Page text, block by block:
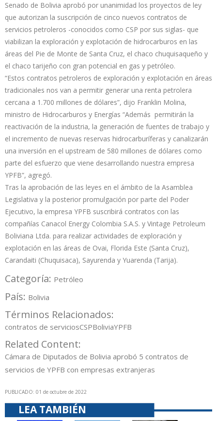
Senado de Bolivia aprobó por unanimidad los proyectos de ley
que autorizan la suscripción de cinco nuevos contratos de
servicios petroleros -conocidos como CSP por sus siglas- que
viabilizan la exploración y explotación de hidrocarburos en las
áreas del Pie de Monte de Santa Cruz, el chaco chuquisaqueño y
el chaco tarijeño con gran potencial en gas y petróleo.
“Estos contratos petroleros de exploración y explotación en áreas
tradicionales nos van a permitir generar una renta petrolera
cercana a 1.700 millones de dólares”, dijo Franklin Molina,
ministro de Hidrocarburos y Energías “Además permitirán la
reactivación de la industria, la generación de fuentes de trabajo y
el incremento de nuevas reservas hidrocarburíferas y canalizarán
una inversión en el upstream de 580 millones de dólares como
parte del esfuerzo que viene desarrollando nuestra empresa
YPFB”, agregó.
Tras la aprobación de las leyes en el ámbito de la Asamblea
Legislativa y la posterior promulgación por parte del Poder
Ejecutivo, la empresa YPFB suscribirá contratos con las
compañías Canacol Energy Colombia S.A.S. y Vintage Petroleum
Boliviana Ltda. para realizar actividades de exploración y
explotación en las áreas de Ovai, Florida Este (Santa Cruz),
Carandaiti (Chuquisaca), Sayurenda y Yuarenda (Tarija).
Categoría: Petróleo
País: Bolivia
Términos Relacionados:
contratos de serviciosCSPBoliviaYPFB
Related Content:
Cámara de Diputados de Bolivia aprobó 5 contratos de
servicios de YPFB con empresas extranjeras
PUBLICADO: 01 de octubre de 2022
LEA TAMBIÉN